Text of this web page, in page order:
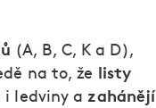
(A, B, C, K a D),
na to, že listy
i ledviny a zahánějí